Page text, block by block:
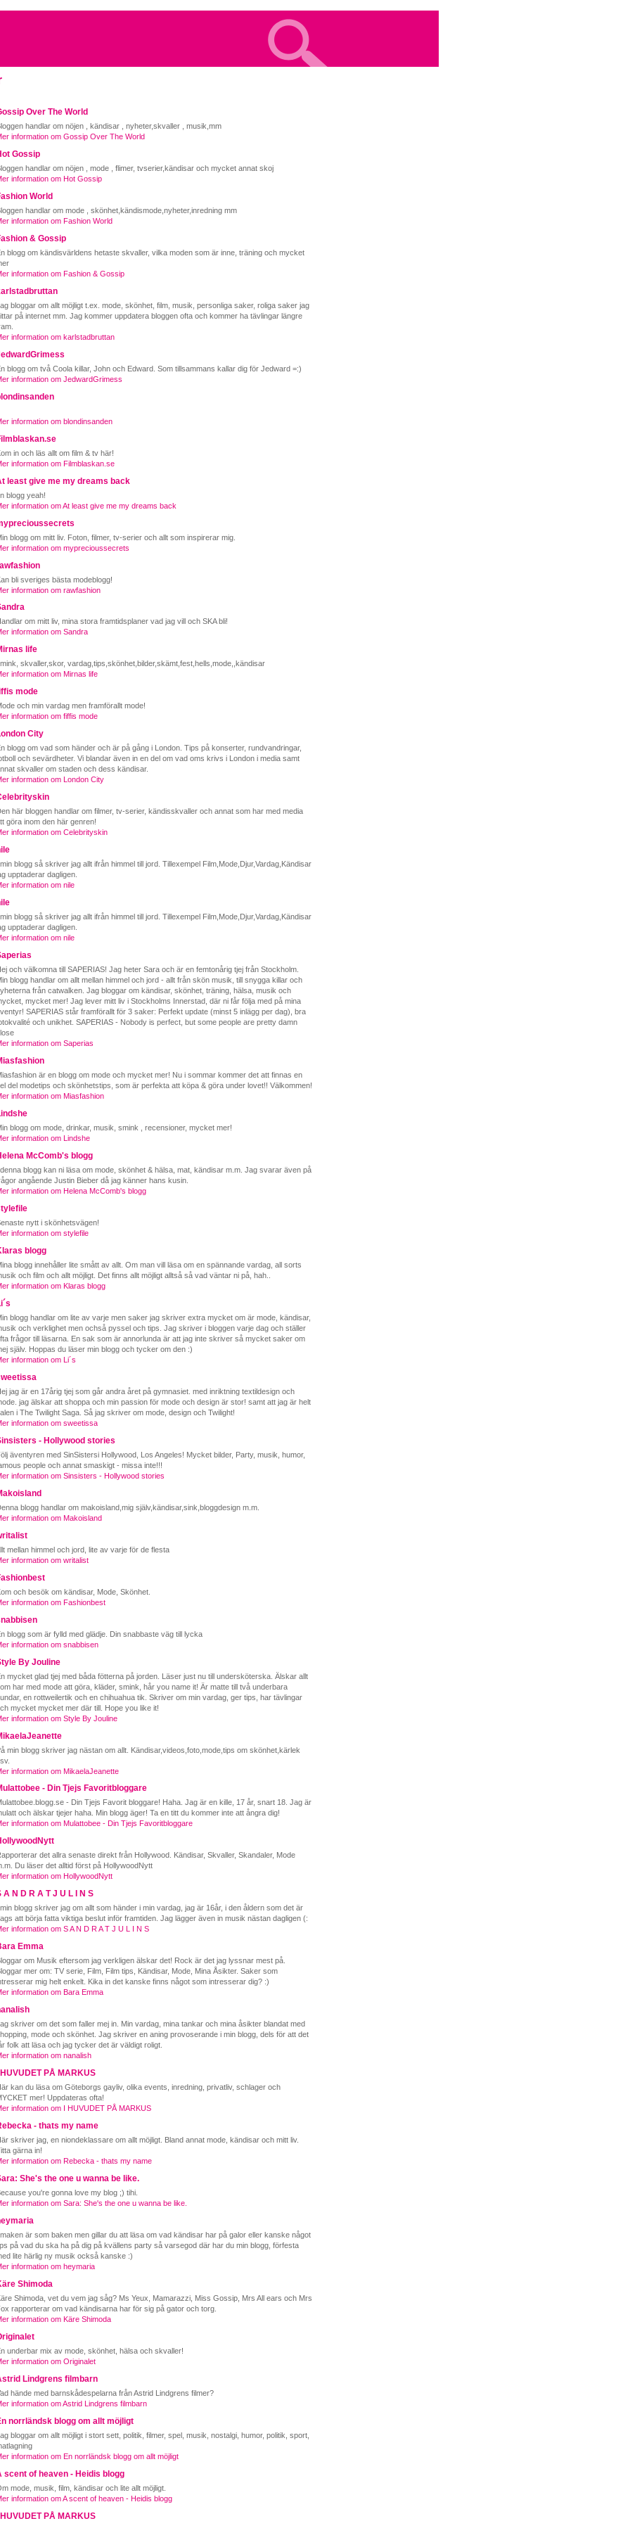
Over The World
handlar om nöjen , kändisar , nyheter,skvaller , musik,mm
information om Gossip Over The World
Gossip
handlar om nöjen , mode , flimer, tvserier,kändisar och mycket annat skoj
information om Hot Gossip
World
handlar om mode , skönhet,kändismode,nyheter,inredning mm
information om Fashion World
& Gossip
blogg om kändisvärldens hetaste skvaller, vilka moden som är inne, träning och mycket
information om Fashion & Gossip
bloggar om allt möjligt t.ex. mode, skönhet, film, musik, personliga saker, roliga saker jag
på internet mm. Jag kommer uppdatera bloggen ofta och kommer ha tävlingar längre
information om karlstadbruttan
blogg om två Coola killar, John och Edward. Som tillsammans kallar dig för Jedward =:)
information om JedwardGrimess
information om blondinsanden
in och läs allt om film & tv här!
information om Filmblaskan.se
least give me my dreams back
blogg yeah!
information om At least give me my dreams back
blogg om mitt liv. Foton, filmer, tv-serier och allt som inspirerar mig.
information om myprecioussecrets
bli sveriges bästa modeblogg!
information om rawfashion
om mitt liv, mina stora framtidsplaner vad jag vill och SKA bli!
information om Sandra
life
skvaller,skor, vardag,tips,skönhet,bilder,skämt,fest,hells,mode,,kändisar
information om Mirnas life
mode
och min vardag men framförallt mode!
information om fiffis mode
City
blogg om vad som händer och är på gång i London. Tips på konserter, rundvandringar,
och sevärdheter. Vi blandar även in en del om vad oms krivs i London i media samt
skvaller om staden och dess kändisar.
information om London City
här bloggen handlar om filmer, tv-serier, kändisskvaller och annat som har med media
göra inom den här genren!
information om Celebrityskin
I min blogg så skriver jag allt ifrån himmel till jord. Tillexempel Film,Mode,Djur,Vardag,Kändisar
upptaderar dagligen.
information om nile
I min blogg så skriver jag allt ifrån himmel till jord. Tillexempel Film,Mode,Djur,Vardag,Kändisar
upptaderar dagligen.
information om nile
och välkomna till SAPERIAS! Jag heter Sara och är en femtonårig tjej från Stockholm.
blogg handlar om allt mellan himmel och jord - allt från skön musik, till snygga killar och
från catwalken. Jag bloggar om kändisar, skönhet, träning, hälsa, musik och
mycket mer! Jag lever mitt liv i Stockholms Innerstad, där ni får följa med på mina
SAPERIAS står framförallt för 3 saker: Perfekt update (minst 5 inlägg per dag), bra
och unikhet. SAPERIAS - Nobody is perfect, but some people are pretty damn
information om Saperias
är en blogg om mode och mycket mer! Nu i sommar kommer det att finnas en
del modetips och skönhetstips, som är perfekta att köpa & göra under lovet!! Välkommen!
information om Miasfashion
blogg om mode, drinkar, musik, smink , recensioner, mycket mer!
information om Lindshe
McComb's blogg
blogg kan ni läsa om mode, skönhet & hälsa, mat, kändisar m.m. Jag svarar även på
angående Justin Bieber då jag känner hans kusin.
information om Helena McComb's blogg
nytt i skönhetsvägen!
information om stylefile
blogg
blogg innehåller lite smått av allt. Om man vill läsa om en spännande vardag, all sorts
och film och allt möjligt. Det finns allt möjligt alltså så vad väntar ni på, hah..
information om Klaras blogg
blogg handlar om lite av varje men saker jag skriver extra mycket om är mode, kändisar,
och verklighet men ochså pyssel och tips. Jag skriver i bloggen varje dag och ställer
frågor till läsarna. En sak som är annorlunda är att jag inte skriver så mycket saker om
själv. Hoppas du läser min blogg och tycker om den :)
information om Li´s
jag är en 17årig tjej som går andra året på gymnasiet. med inriktning textildesign och
jag älskar att shoppa och min passion för mode och design är stor! samt att jag är helt
i The Twilight Saga. Så jag skriver om mode, design och Twilight!
information om sweetissa
- Hollywood stories
äventyren med SinSistersi Hollywood, Los Angeles! Mycket bilder, Party, musik, humor,
people och annat smaskigt - missa inte!!!
information om Sinsisters - Hollywood stories
blogg handlar om makoisland,mig själv,kändisar,sink,bloggdesign m.m.
information om Makoisland
mellan himmel och jord, lite av varje för de flesta
information om writalist
och besök om kändisar, Mode, Skönhet.
information om Fashionbest
blogg som är fylld med glädje. Din snabbaste väg till lycka
information om snabbisen
By Jouline
mycket glad tjej med båda fötterna på jorden. Läser just nu till undersköterska. Älskar allt
har med mode att göra, kläder, smink, hår you name it! Är matte till två underbara
en rottweilertik och en chihuahua tik. Skriver om min vardag, ger tips, har tävlingar
mycket mycket mer där till. Hope you like it!
information om Style By Jouline
min blogg skriver jag nästan om allt. Kändisar,videos,foto,mode,tips om skönhet,kärlek
information om MikaelaJeanette
- Din Tjejs Favoritbloggare
- Din Tjejs Favorit bloggare! Haha. Jag är en kille, 17 år, snart 18. Jag är
och älskar tjejer haha. Min blogg äger! Ta en titt du kommer inte att ångra dig!
information om Mulattobee - Din Tjejs Favoritbloggare
det allra senaste direkt från Hollywood. Kändisar, Skvaller, Skandaler, Mode
Du läser det alltid först på HollywoodNytt
information om HollywoodNytt
A N D R A T J U L I N S
I min blogg skriver jag om allt som händer i min vardag, jag är 16år, i den åldern som det är
att börja fatta viktiga beslut inför framtiden. Jag lägger även in musik nästan dagligen (:
information om S A N D R A T J U L I N S
Emma
om Musik eftersom jag verkligen älskar det! Rock är det jag lyssnar mest på.
mer om: TV serie, Film, Film tips, Kändisar, Mode, Mina Åsikter. Saker som
mig helt enkelt. Kika in det kanske finns något som intresserar dig? :)
information om Bara Emma
skriver om det som faller mej in. Min vardag, mina tankar och mina åsikter blandat med
mode och skönhet. Jag skriver en aning provoserande i min blogg, dels för att det
folk att läsa och jag tycker det är väldigt roligt.
information om nanalish
I HUVUDET PÅ MARKUS
kan du läsa om Göteborgs gayliv, olika events, inredning, privatliv, schlager och
mer! Uppdateras ofta!
information om I HUVUDET PÅ MARKUS
- thats my name
skriver jag, en niondeklassare om allt möjligt. Bland annat mode, kändisar och mitt liv.
gärna in!
information om Rebecka - thats my name
She's the one u wanna be like.
you're gonna love my blog ;) tihi.
information om Sara: She's the one u wanna be like.
är som baken men gillar du att läsa om vad kändisar har på galor eller kanske något
på vad du ska ha på dig på kvällens party så varsegod där har du min blogg, förfesta
lite härlig ny musik också kanske :)
information om heymaria
Shimoda
Shimoda, vet du vem jag såg? Ms Yeux, Mamarazzi, Miss Gossip, Mrs All ears och Mrs
rapporterar om vad kändisarna har för sig på gator och torg.
information om Käre Shimoda
underbar mix av mode, skönhet, hälsa och skvaller!
information om Originalet
Lindgrens filmbarn
hände med barnskådespelarna från Astrid Lindgrens filmer?
information om Astrid Lindgrens filmbarn
norrländsk blogg om allt möjligt
bloggar om allt möjligt i stort sett, politik, filmer, spel, musik, nostalgi, humor, politik, sport,
information om En norrländsk blogg om allt möjligt
scent of heaven - Heidis blogg
mode, musik, film, kändisar och lite allt möjligt.
information om A scent of heaven - Heidis blogg
PÅ MARKUS